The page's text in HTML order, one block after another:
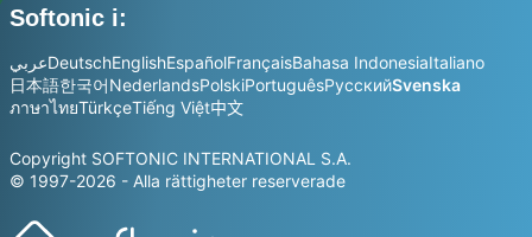
Softonic i:
عربيDeutschEnglishEspañolFrançaisBahasa IndonesiaItaliano
日本語한국어NederlandsPolskiPortuguêsРусскийSvenska
ภาษาไทยTürkçeTiếng Việt中文
Copyright SOFTONIC INTERNATIONAL S.A.
© 1997-2026 - Alla rättigheter reserverade